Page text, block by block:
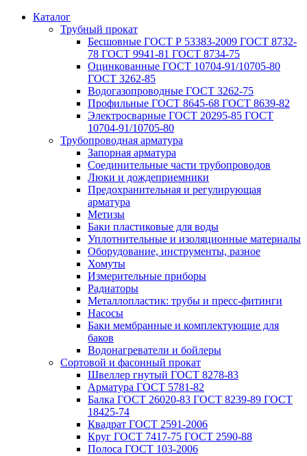
Каталог
Трубный прокат
Беcшовные ГОСТ Р 53383-2009 ГОСТ 8732-
78 ГОСТ 9941-81 ГОСТ 8734-75
Оцинкованные ГОСТ 10704-91/10705-80
ГОСТ 3262-85
Водогазопроводные ГОСТ 3262-75
Профильные ГОСТ 8645-68 ГОСТ 8639-82
Электросварные ГОСТ 20295-85 ГОСТ
10704-91/10705-80
Трубопроводная арматура
Запорная арматура
Соединительные части трубопроводов
Люки и дождеприемники
Предохранительная и регулирующая
арматура
Метизы
Баки пластиковые для воды
Уплотнительные и изоляционные материалы
Оборудование, инструменты, разное
Хомуты
Измерительные приборы
Радиаторы
Металлопластик: трубы и пресс-фитинги
Насосы
Баки мембранные и комплектующие для
баков
Водонагреватели и бойлеры
Сортовой и фасонный прокат
Швеллер гнутый ГОСТ 8278-83
Арматура ГОСТ 5781-82
Балка ГОСТ 26020-83 ГОСТ 8239-89 ГОСТ
18425-74
Квадрат ГОСТ 2591-2006
Круг ГОСТ 7417-75 ГОСТ 2590-88
Полоса ГОСТ 103-2006